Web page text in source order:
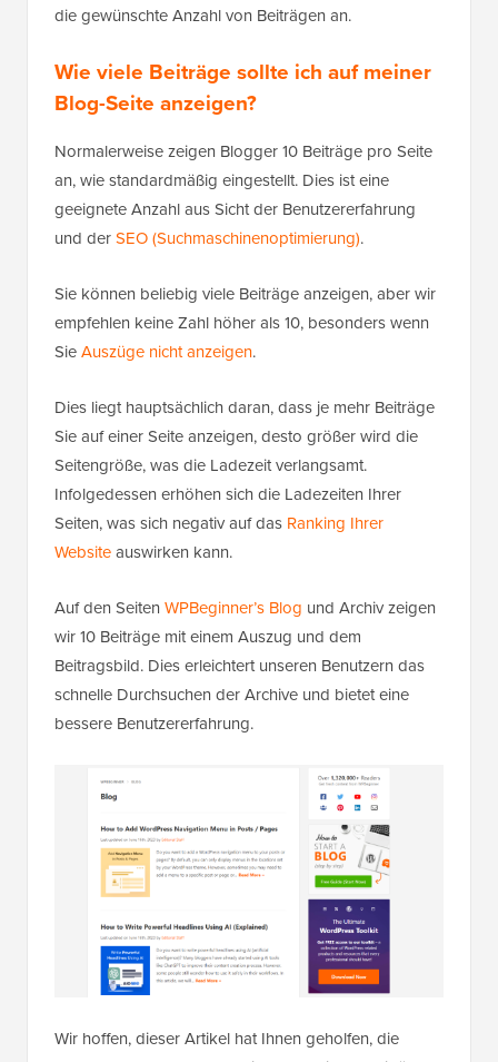
die gewünschte Anzahl von Beiträgen an.
Wie viele Beiträge sollte ich auf meiner
Blog-Seite anzeigen?
Normalerweise zeigen Blogger 10 Beiträge pro Seite
an, wie standardmäßig eingestellt. Dies ist eine
geeignete Anzahl aus Sicht der Benutzererfahrung
und derSEO (Suchmaschinenoptimierung).
Sie können beliebig viele Beiträge anzeigen, aber wir
empfehlen keine Zahl höher als 10, besonders wenn
SieAuszüge nicht anzeigen.
Dies liegt hauptsächlich daran, dass je mehr Beiträge
Sie auf einer Seite anzeigen, desto größer wird die
Seitengröße, was die Ladezeit verlangsamt.
Infolgedessen erhöhen sich die Ladezeiten Ihrer
Seiten, was sich negativ auf das Ranking Ihrer
Websiteauswirken kann.
Auf den Seiten WPBeginner’s Blog und Archiv zeigen
wir 10 Beiträge mit einem Auszug und dem
Beitragsbild. Dies erleichtert unseren Benutzern das
schnelle Durchsuchen der Archive und bietet eine
bessere Benutzererfahrung.
Wir hoffen, dieser Artikel hat Ihnen geholfen, die